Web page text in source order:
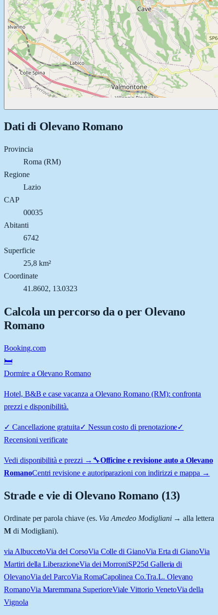
Dati di Olevano Romano
Provincia
Roma (RM)
Regione
Lazio
CAP
00035
Abitanti
6742
Superficie
25,8 km²
Coordinate
41.8602, 13.0323
Calcola un percorso da o per Olevano
Romano
Booking.com
🛏️
Dormire a Olevano Romano
Hotel, B&B e case vacanza a Olevano Romano (RM): confronta
prezzi e disponibilità.
✓ Cancellazione gratuita✓ Nessun costo di prenotazione✓
Recensioni verificate
Vedi disponibilità e prezzi → 🔧Officine e revisione auto aOlevano
RomanoCentri revisione e autoriparazioni con indirizzi e mappa →
Strade e vie di Olevano Romano (13)
Ordinate per parola chiave (es. Via Amedeo Modigliani→ alla lettera
Mdi Modigliani).
via AlbuccetoVia del CorsoVia Colle di GianoVia Erta di GianoVia
Martiri della LiberazioneVia dei MorroniSP25d Galleria di
OlevanoVia del ParcoVia RomaCapolinea Co.Tra.L. Olevano
RomanoVia Maremmana SuperioreViale Vittorio VenetoVia della
Vignola